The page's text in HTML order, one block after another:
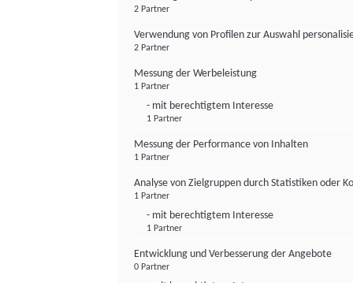
2 Partner
Verwendung von Profilen zur Auswahl
2 Partner
Messung der Werbeleistung
1 Partner
- mit berechtigtem Interesse
1 Partner
Messung der Performance von Inhalten
1 Partner
Analyse von Zielgruppen durch Statistiken oder
1 Partner
- mit berechtigtem Interesse
1 Partner
Entwicklung und Verbesserung der Angebote
0 Partner